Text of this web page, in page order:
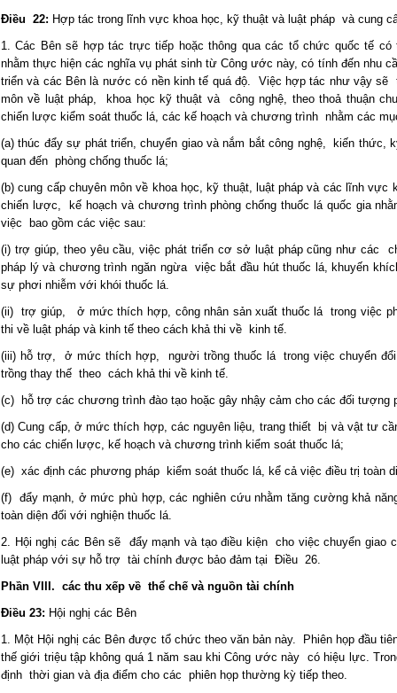
Điều 22: Hợp tác trong lĩnh vực khoa học, kỹ thuật và luật pháp và cung
1. Các Bên sẽ hợp tác trực tiếp hoặc thông qua các tổ chức quốc tế
nhằm thực hiện các nghĩa vụ phát sinh từ Công ước này, có tính đến nhu
triển và các Bên là nước có nền kinh tế quá độ. Việc hợp tác như vậy
môn về luật pháp, khoa học kỹ thuật và công nghệ, theo thoả thuận
chiến lược kiểm soát thuốc lá, các kế hoạch và chương trình nhằm các
(a) thúc đẩy sự phát triển, chuyển giao và nắm bắt công nghệ, kiến thức,
quan đến phòng chống thuốc lá;
(b) cung cấp chuyên môn về khoa học, kỹ thuật, luật pháp và các lĩnh
chiến lược, kế hoạch và chương trình phòng chống thuốc lá quốc gia
việc bao gồm các việc sau:
(i) trợ giúp, theo yêu cầu, việc phát triển cơ sở luật pháp cũng như các
pháp lý và chương trình ngăn ngừa việc bắt đầu hút thuốc lá, khuyến
sự phơi nhiễm với khói thuốc lá.
(ii) trợ giúp, ở mức thích hợp, công nhân sản xuất thuốc lá trong việc
thi về luật pháp và kinh tế theo cách khả thi về kinh tế.
(iii) hỗ trợ, ở mức thích hợp, người trồng thuốc lá trong việc chuyển
trồng thay thế theo cách khả thi về kinh tế.
(c) hỗ trợ các chương trình đào tạo hoặc gây nhậy cảm cho các đối tượng
(d) Cung cấp, ở mức thích hợp, các nguyên liệu, trang thiết bị và vật tư
cho các chiến lược, kế hoạch và chương trình kiểm soát thuốc lá;
(e) xác định các phương pháp kiểm soát thuốc lá, kể cả việc điều trị toàn
(f) đẩy mạnh, ở mức phù hợp, các nghiên cứu nhằm tăng cường khả
toàn diện đối với nghiện thuốc lá.
2. Hội nghị các Bên sẽ đẩy mạnh và tạo điều kiện cho việc chuyển giao
luật pháp với sự hỗ trợ tài chính được bảo đảm tại Điều 26.
Phần VIII. các thu xếp về thể chế và nguồn tài chính
Điều 23: Hội nghị các Bên
1. Một Hội nghị các Bên được tổ chức theo văn bản này. Phiên họp đầu
thế giới triệu tập không quá 1 năm sau khi Công ước này có hiệu lực.
định thời gian và địa điểm cho các phiên họp thường kỳ tiếp theo.